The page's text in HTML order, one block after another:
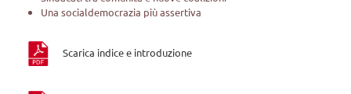
Una socialdemocrazia più assertiva
Scarica indice e introduzione